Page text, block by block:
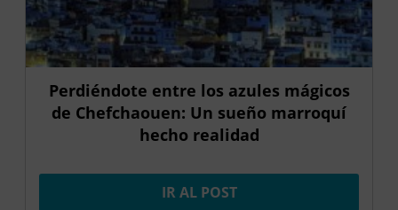
Perdiéndote entre los azules mágicos
de Chefchaouen: Un sueño marroquí
hecho realidad
IR AL POST